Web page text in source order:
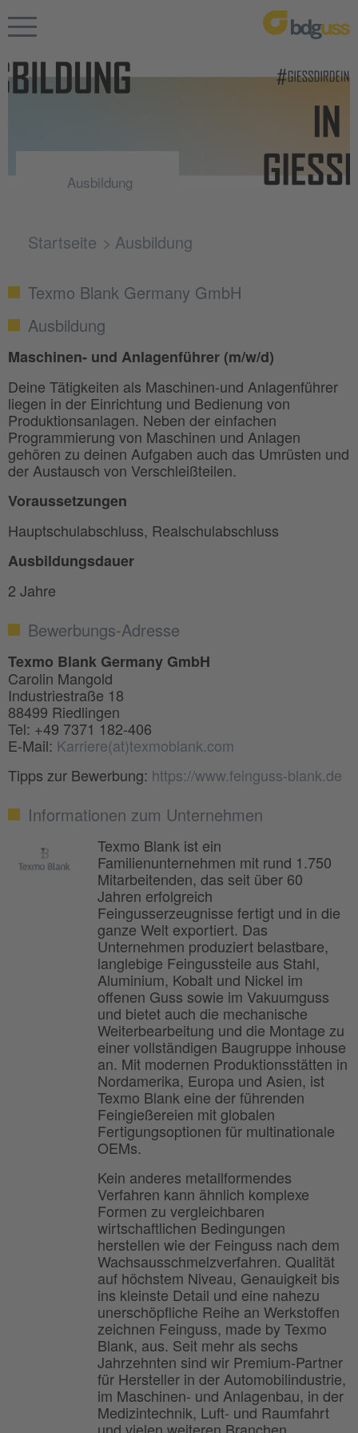
Ausbildung
Startseite Ausbildung
Texmo Blank Germany GmbH
Ausbildung
Maschinen- und Anlagenführer (m/w/d)
Deine Tätigkeiten als Maschinen-und Anlagenführer
liegen in der Einrichtung und Bedienung von
Produktionsanlagen. Neben der einfachen
Programmierung von Maschinen und Anlagen
gehören zu deinen Aufgaben auch das Umrüsten und
der Austausch von Verschleißteilen.
Voraussetzungen
Hauptschulabschluss, Realschulabschluss
Ausbildungsdauer
2 Jahre
Bewerbungs-Adresse
Texmo Blank Germany GmbH
Carolin Mangold
Industriestraße 18
88499 Riedlingen
Tel: +49 7371 182-406
E-Mail: Karriere(at)texmoblank.com
Tipps zur Bewerbung: https://www.feinguss-blank.de
Informationen zum Unternehmen
Texmo Blank ist ein
Familienunternehmen mit rund 1.750
Mitarbeitenden, das seit über 60
Jahren erfolgreich
Feingusserzeugnisse fertigt und in die
ganze Welt exportiert. Das
Unternehmen produziert belastbare,
langlebige Feingussteile aus Stahl,
Aluminium, Kobalt und Nickel im
offenen Guss sowie im Vakuumguss
und bietet auch die mechanische
Weiterbearbeitung und die Montage zu
einer vollständigen Baugruppe inhouse
an. Mit modernen Produktionsstätten in
Nordamerika, Europa und Asien, ist
Texmo Blank eine der führenden
Feingießereien mit globalen
Fertigungsoptionen für multinationale
OEMs.
Kein anderes metallformendes
Verfahren kann ähnlich komplexe
Formen zu vergleichbaren
wirtschaftlichen Bedingungen
herstellen wie der Feinguss nach dem
Wachsausschmelzverfahren. Qualität
auf höchstem Niveau, Genauigkeit bis
ins kleinste Detail und eine nahezu
unerschöpfliche Reihe an Werkstoffen
zeichnen Feinguss, made by Texmo
Blank, aus. Seit mehr als sechs
Jahrzehnten sind wir Premium-Partner
für Hersteller in der Automobilindustrie,
im Maschinen- und Anlagenbau, in der
Medizintechnik, Luft- und Raumfahrt